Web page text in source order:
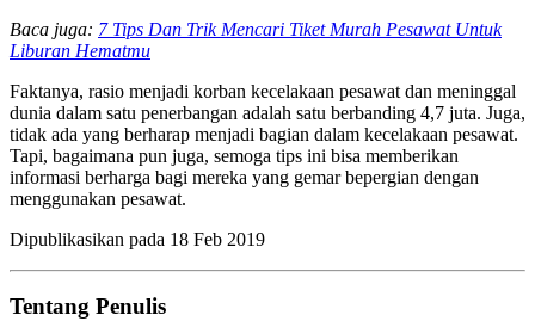
Baca juga: 7 Tips Dan Trik Mencari Tiket Murah Pesawat Untuk
Liburan Hematmu
Faktanya, rasio menjadi korban kecelakaan pesawat dan meninggal
dunia dalam satu penerbangan adalah satu berbanding 4,7 juta. Juga,
tidak ada yang berharap menjadi bagian dalam kecelakaan pesawat.
Tapi, bagaimana pun juga, semoga tips ini bisa memberikan
informasi berharga bagi mereka yang gemar bepergian dengan
menggunakan pesawat.
Dipublikasikan pada 18 Feb 2019
Tentang Penulis